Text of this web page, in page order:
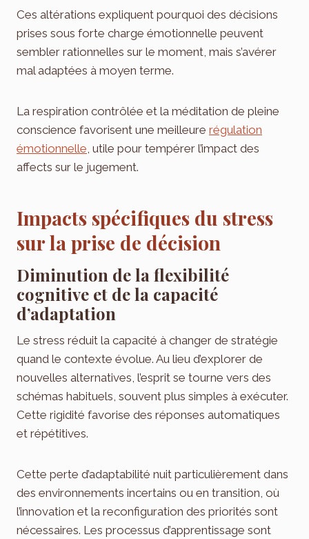
Ces altérations expliquent pourquoi des décisions
prises sous forte charge émotionnelle peuvent
sembler rationnelles sur le moment, mais s’avérer
mal adaptées à moyen terme.
La respiration contrôlée et la méditation de pleine
conscience favorisent une meilleure régulation
émotionnelle , utile pour tempérer l’impact des
affects sur le jugement.
Impacts spécifiques du stress
sur la prise de décision
Diminution de la flexibilité
cognitive et de la capacité
d’adaptation
Le stress réduit la capacité à changer de stratégie
quand le contexte évolue. Au lieu d’explorer de
nouvelles alternatives, l’esprit se tourne vers des
schémas habituels, souvent plus simples à exécuter.
Cette rigidité favorise des réponses automatiques
et répétitives.
Cette perte d’adaptabilité nuit particulièrement dans
des environnements incertains ou en transition, où
l’innovation et la reconfiguration des priorités sont
nécessaires. Les processus d’apprentissage sont